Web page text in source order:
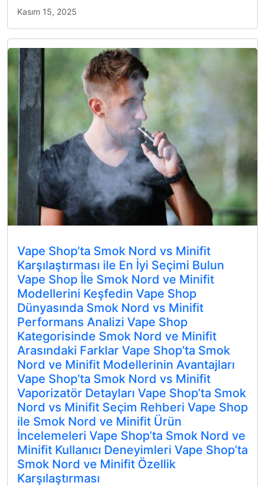
Kasım 15, 2025
Vape Shop’ta Smok Nord vs Minifit
Karşılaştırması ile En İyi Seçimi Bulun
Vape Shop İle Smok Nord ve Minifit
Modellerini Keşfedin Vape Shop
Dünyasında Smok Nord vs Minifit
Performans Analizi Vape Shop
Kategorisinde Smok Nord ve Minifit
Arasındaki Farklar Vape Shop’ta Smok
Nord ve Minifit Modellerinin Avantajları
Vape Shop’ta Smok Nord vs Minifit
Vaporizatör Detayları Vape Shop’ta Smok
Nord vs Minifit Seçim Rehberi Vape Shop
ile Smok Nord ve Minifit Ürün
İncelemeleri Vape Shop’ta Smok Nord ve
Minifit Kullanıcı Deneyimleri Vape Shop’ta
Smok Nord ve Minifit Özellik
Karşılaştırması